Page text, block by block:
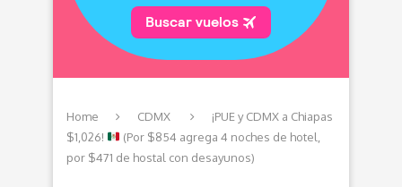
Home CDMX
¡PUE y CDMX a Chiapas
$1,026!
(Por $854 agrega 4 noches de hotel,
por $471 de hostal con desayunos)